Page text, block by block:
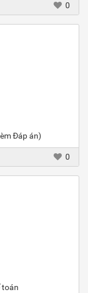
0
Đáp án)
0
toán